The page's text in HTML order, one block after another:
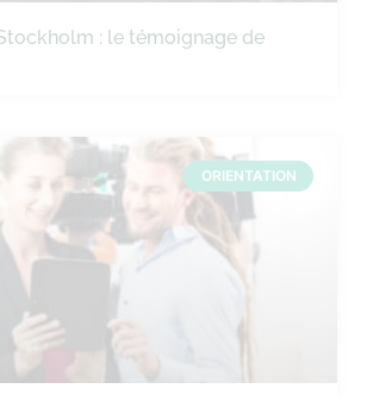
: le témoignage de
ORIENTATION